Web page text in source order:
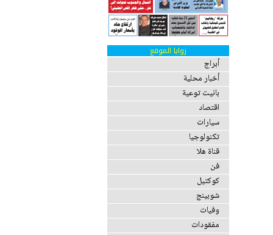
زوايا الموقع
أبراج
أخبار محلية
بانيت توعية
اقتصاد
سيارات
تكنولوجيا
قناة هلا
فن
كوكتيل
شوبينج
وفيات
مفقودات